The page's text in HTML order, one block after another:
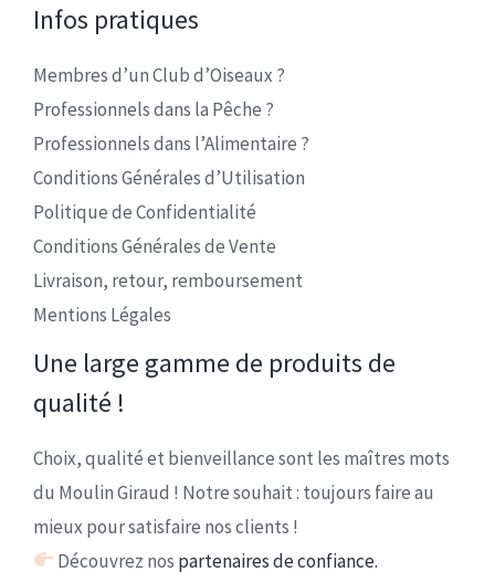
Infos pratiques
Membres d’un Club d’Oiseaux ?
Professionnels dans la Pêche ?
Professionnels dans l’Alimentaire ?
Conditions Générales d’Utilisation
Politique de Confidentialité
Conditions Générales de Vente
Livraison, retour, remboursement
Mentions Légales
Une large gamme de produits de
qualité !
Choix, qualité et bienveillance sont les maîtres mots
du Moulin Giraud ! Notre souhait : toujours faire au
mieux pour satisfaire nos clients !
Découvrez nos partenaires de confiance.